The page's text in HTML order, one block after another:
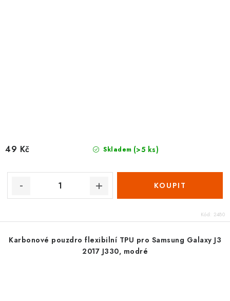
Skladem (>5 ks)
49 Kč
Kód: 2480
Karbonové pouzdro flexibilní TPU pro Samsung Galaxy J3
2017 J330, modré